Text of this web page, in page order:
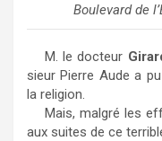
Boulevard de
M. le docteur
sieur Pierre Aude a
la religion.
Mais, malgré les
aux suites de ce